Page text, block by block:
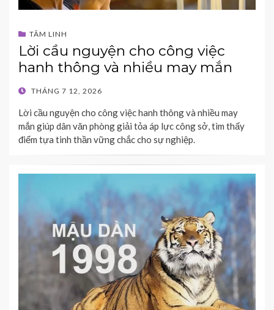
TÂM LINH
Lời cầu nguyện cho công việc
hanh thông và nhiều may mắn
POSTED
THÁNG 7 12, 2026
Lời cầu nguyện cho công việc hanh thông và nhiều may
mắn giúp dân văn phòng giải tỏa áp lực công sở, tìm thấy
điểm tựa tinh thần vững chắc cho sự nghiệp.